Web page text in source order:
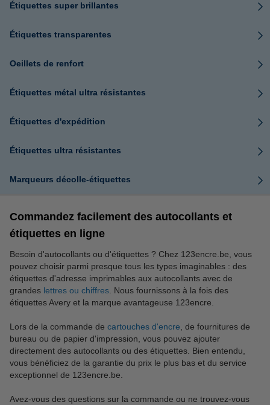
Étiquettes super brillantes
Étiquettes transparentes
Oeillets de renfort
Étiquettes métal ultra résistantes
Étiquettes d'expédition
Étiquettes ultra résistantes
Marqueurs décolle-étiquettes
Commandez facilement des autocollants et
étiquettes en ligne
Besoin d'autocollants ou d'étiquettes ? Chez 123encre.be, vous
pouvez choisir parmi presque tous les types imaginables : des
étiquettes d'adresse imprimables aux autocollants avec de
grandes lettres ou chiffres. Nous fournissons à la fois des
étiquettes Avery et la marque avantageuse 123encre.
Lors de la commande de cartouches d'encre, de fournitures de
bureau ou de papier d'impression, vous pouvez ajouter
directement des autocollants ou des étiquettes. Bien entendu,
vous bénéficiez de la garantie du prix le plus bas et du service
exceptionnel de 123encre.be.
Avez-vous des questions sur la commande ou ne trouvez-vous